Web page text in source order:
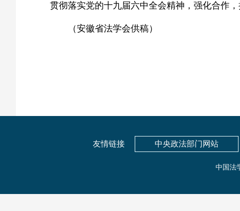
贯彻落实党的十九届六中全会精神，强化合作
（安徽省法学会供稿）
友情链接 中央政法部门网站
中国法